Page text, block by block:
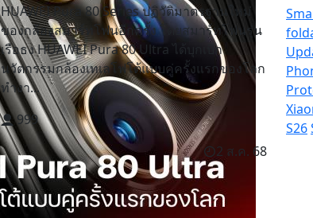
HUAWEI Pura 80 Series ปฏิวัติมาตรฐานใหม่
ของกล้องสมาร์ทโฟนอีกครั้ง โดยสมาร์ทโฟนรุ่น
เรือธง HUAWEI Pura 80 Ultra ได้บุกเบิก
นวัตกรรมกล้องเทเลโฟโต้แบบคู่ครั้งแรกของโลก
ทำงา...
999
2 ส.ค. 68
S26